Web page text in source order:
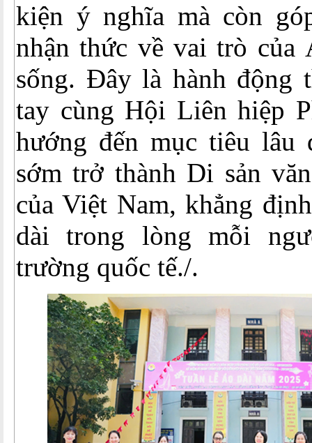
kiện ý nghĩa mà còn
nhận thức về vai trò của
sống. Đây là hành động
tay cùng Hội Liên hiệp
hướng đến mục tiêu
sớm trở thành Di sản
của Việt Nam, khẳng
dài trong lòng mỗi
trường quốc tế./.